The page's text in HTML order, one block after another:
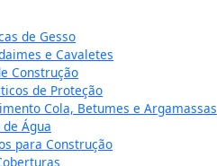
de Gesso
e Cavaletes
Construção
de Proteção
Cola, Betumes e Argamassas
Água
para Construção